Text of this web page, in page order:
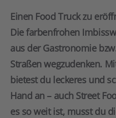
Einen Food Truck zu
Die farbenfrohen
aus der Gastronomie
Straßen wegzudenken.
bietest du leckeres und
Hand an – auch Street
es so weit ist, musst du